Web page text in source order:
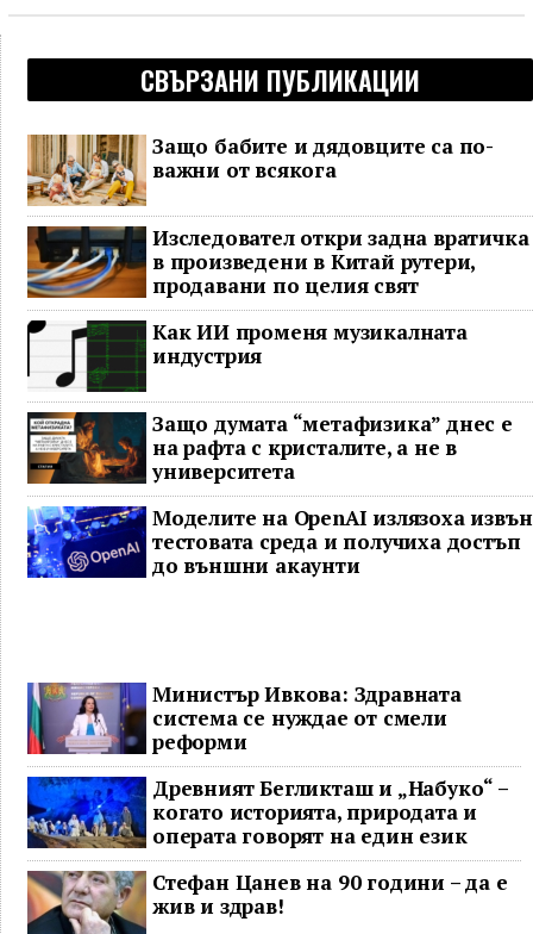
СВЪРЗАНИ ПУБЛИКАЦИИ
Защо бабите и дядовците са по-
важни от всякога
Изследовател откри задна вратичка
в произведени в Китай рутери,
продавани по целия свят
Как ИИ променя музикалната
индустрия
Защо думата “метафизика” днес е
на рафта с кристалите, а не в
университета
Моделите на OpenAI излязоха извън
тестовата среда и получиха достъп
до външни акаунти
Министър Ивкова: Здравната
система се нуждае от смели
реформи
Древният Бегликташ и „Набуко“ –
когато историята, природата и
операта говорят на един език
Стефан Цанев на 90 години – да е
жив и здрав!